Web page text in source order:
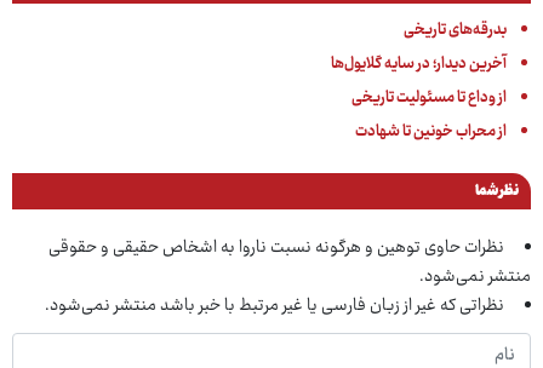
بدرقه‌های تاریخی
آخرین دیدار؛ در سایه گلایول‌ها
از وداع تا مسئولیت تاریخی
از محراب خونین تا شهادت
نظر شما
نظرات حاوی توهین و هرگونه نسبت ناروا به اشخاص حقیقی و حقوقی
منتشر نمی‌شود.
نظراتی که غیر از زبان فارسی یا غیر مرتبط با خبر باشد منتشر نمی‌شود.